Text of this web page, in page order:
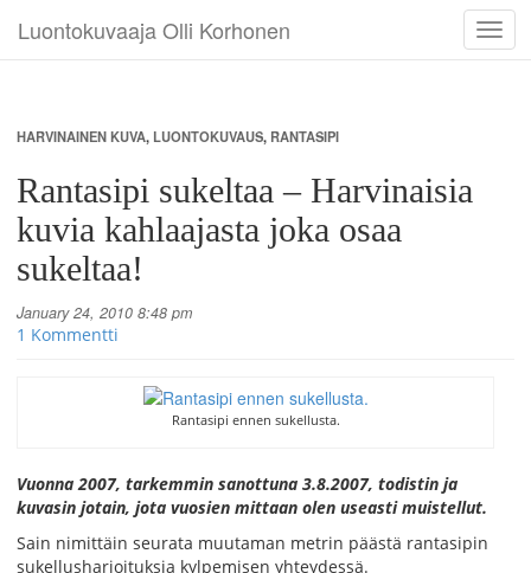
Luontokuvaaja Olli Korhonen
HARVINAINEN KUVA, LUONTOKUVAUS, RANTASIPI
Rantasipi sukeltaa – Harvinaisia
kuvia kahlaajasta joka osaa
sukeltaa!
January 24, 2010 8:48 pm
1 Kommentti
Rantasipi ennen sukellusta.
Vuonna 2007, tarkemmin sanottuna 3.8.2007, todistin ja
kuvasin jotain, jota vuosien mittaan olen useasti muistellut.
Sain nimittäin seurata muutaman metrin päästä rantasipin
sukellusharjoituksia kylpemisen yhteydessä.